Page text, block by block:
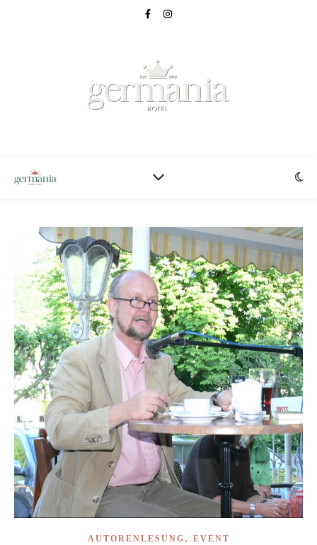
AUTORENLESUNG , EVENT